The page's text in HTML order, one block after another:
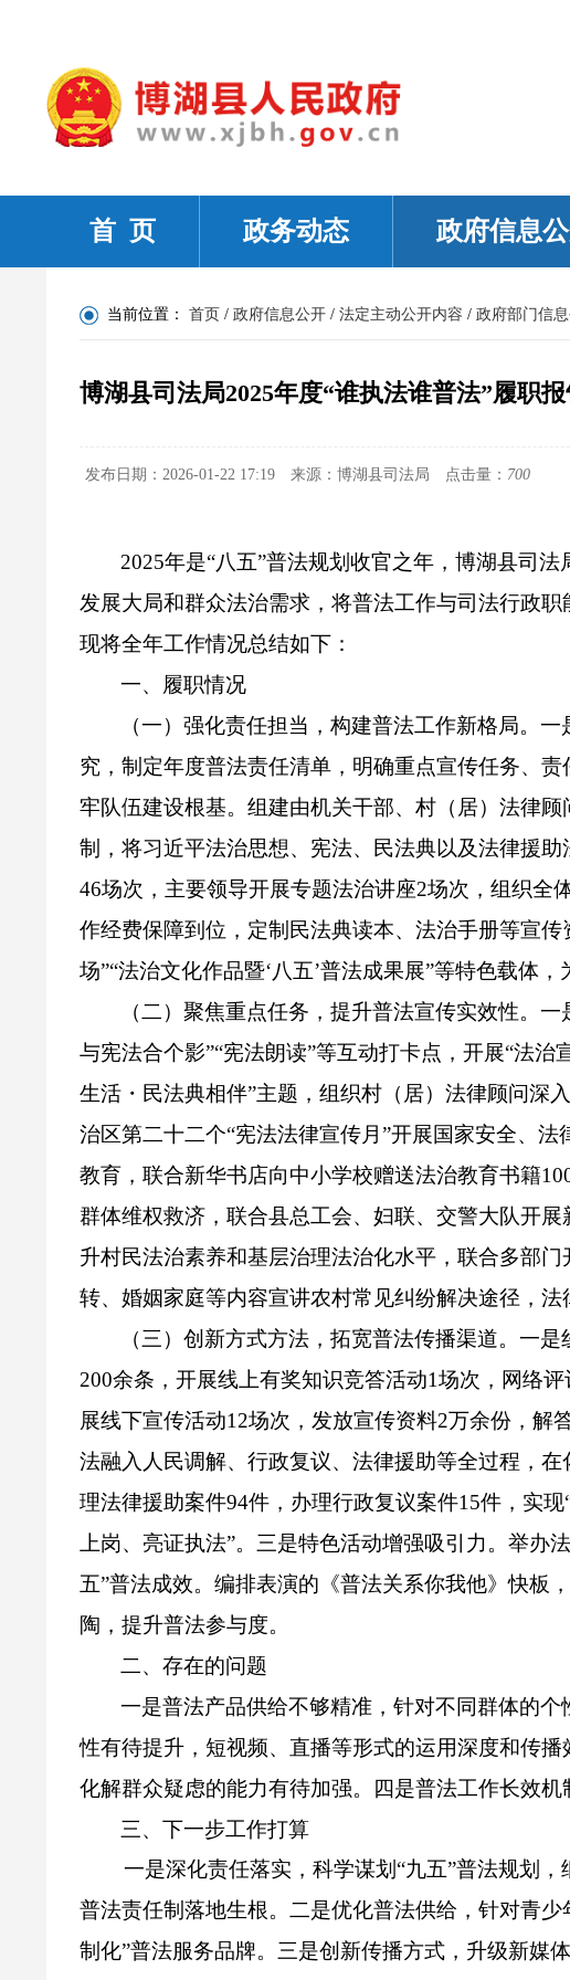
首 页 政务动态 政府信息
当前位置： 首页 / 政府信息公开 / 法定主动公开内容 / 政府部门信
博湖县司法局2025年度“谁执法谁普法”履职
发布日期：2026-01-22 17:19 来源：博湖县司法局 点击量： 700
2025年是“八五”普法规划收官之年，博湖县司
发展大局和群众法治需求，将普法工作与司法行政
现将全年工作情况总结如下：
一、 履职情况
（一）强化责任担当，构建普法工作新格局。一
究，制定年度普法责任清单，明确重点宣传任务、
牢队伍建设根基。 组建由机关干部、村（居）法律
制，将习近平法治思想、宪法、民法典以及法律援
46场次， 主要领导开展专题法治讲座2场次，组织全
作经费保障到位，定制民法典读本、法治手册等宣传
场”“法治文化作品暨‘八五’普法成果展”等特色载体
（二）聚焦重点任务，提升普法宣传实效性。一
与宪法合个影”“宪法朗读”等互动打卡点，开展“法
生活・民法典相伴”主题，组织村（居）法律顾问深
治区第二十二个“宪法法律宣传月”开展国家安全、
教育，联合新华书店向中小学校赠送法治教育书籍
群体维权救济，联合县总工会、妇联、交警大队开展
升村民法治素养和基层治理法治化水平，联合多部
转、婚姻家庭等内容宣讲农村常见纠纷解决途径，
（三）创新方式方法，拓宽普法传播渠道。一是
200余条，开展线上有奖知识竞答活动1场次，网络评
展线下宣传活动12场次，发放宣传资料2万余份，解
法融入人民调解、行政复议、法律援助等全过程，
理法律援助案件94件，办理行政复议案件15件，实现
上岗、亮证执法”。三是特色活动增强吸引力。举
五”普法成效。编排表演的《普法关系你我他》快板，
陶，提升普法参与度。
二、存在的问题
一是普法产品供给不够精准，针对不同群体的
性有待提升，短视频、直播等形式的运用深度和传
化解群众疑虑的能力有待加强。四是普法工作长效
三、下一步工作打算
一是深化责任落实，科学谋划“九五”普法规划，
普法责任制落地生根。二是优化普法供给，针对青
制化”普法服务品牌。三是创新传播方式，升级新媒